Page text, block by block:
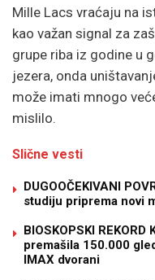
Mille Lacs vraćaju na
kao važan signal za
grupe riba iz godine u
jezera, onda
može imati mnogo
mislilo.
Slične vesti
DUGOOČEKIVANI
studiju priprema novi
BIOSKOPSKI
premašila 150.000
IMAX dvorani